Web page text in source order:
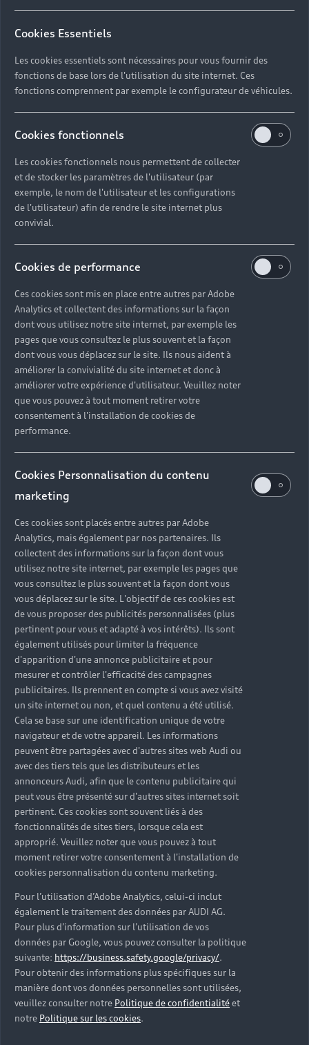
Pneumatiques été
Un meilleur contact entre votre Audi et la route.
Pneumatiques toutes saisons
Des trajets en toute sécurité sur sol sec et
mouillé.
Pneumatiques hiver
Une conduite optimale dans des conditions
difficiles
3 ans de sérénité sur vos
pneumatiques.
Chaque pneumatique posé chez votre Partenaire
Audi est couvert pendant 3 ans par la Garantie
Dommages Pneumatiques⁽¹⁾.
Prendre rendez-vous
Cookies Essentiels
Les cookies essentiels sont nécessaires pour vous fournir des
fonctions de base lors de l'utilisation du site internet. Ces
fonctions comprennent par exemple le configurateur de véhicules.
Cookies fonctionnels
Les cookies fonctionnels nous permettent de collecter
et de stocker les paramètres de l'utilisateur (par
exemple, le nom de l'utilisateur et les configurations
de l'utilisateur) afin de rendre le site internet plus
convivial.
Cookies de performance
Ces cookies sont mis en place entre autres par Adobe
Analytics et collectent des informations sur la façon
dont vous utilisez notre site internet, par exemple les
pages que vous consultez le plus souvent et la façon
dont vous vous déplacez sur le site. Ils nous aident à
améliorer la convivialité du site internet et donc à
améliorer votre expérience d'utilisateur. Veuillez noter
que vous pouvez à tout moment retirer votre
consentement à l'installation de cookies de
performance.
Cookies Personnalisation du contenu
marketing
Ces cookies sont placés entre autres par Adobe
Analytics, mais également par nos partenaires. Ils
collectent des informations sur la façon dont vous
utilisez notre site internet, par exemple les pages que
vous consultez le plus souvent et la façon dont vous
vous déplacez sur le site. L'objectif de ces cookies est
de vous proposer des publicités personnalisées (plus
pertinent pour vous et adapté à vos intérêts). Ils sont
également utilisés pour limiter la fréquence
d'apparition d'une annonce publicitaire et pour
mesurer et contrôler l'efficacité des campagnes
publicitaires. Ils prennent en compte si vous avez visité
un site internet ou non, et quel contenu a été utilisé.
Cela se base sur une identification unique de votre
navigateur et de votre appareil. Les informations
peuvent être partagées avec d'autres sites web Audi ou
avec des tiers tels que les distributeurs et les
annonceurs Audi, afin que le contenu publicitaire qui
peut vous être présenté sur d'autres sites internet soit
pertinent. Ces cookies sont souvent liés à des
fonctionnalités de sites tiers, lorsque cela est
approprié. Veuillez noter que vous pouvez à tout
moment retirer votre consentement à l'installation de
cookies personnalisation du contenu marketing.
Pour l’utilisation d’Adobe Analytics, celui-ci inclut
également le traitement des données par AUDI AG.
Pour plus d’information sur l’utilisation de vos
données par Google, vous pouvez consulter la politique
suivante: https://business.safety.google/privacy/.
Pour obtenir des informations plus spécifiques sur la
manière dont vos données personnelles sont utilisées,
veuillez consulter notre Politique de confidentialitéet
notre Politique sur les cookies.